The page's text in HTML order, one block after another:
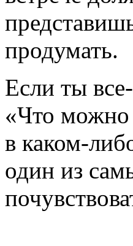
продумать.
Если ты
«Что можно
в каком-
один из